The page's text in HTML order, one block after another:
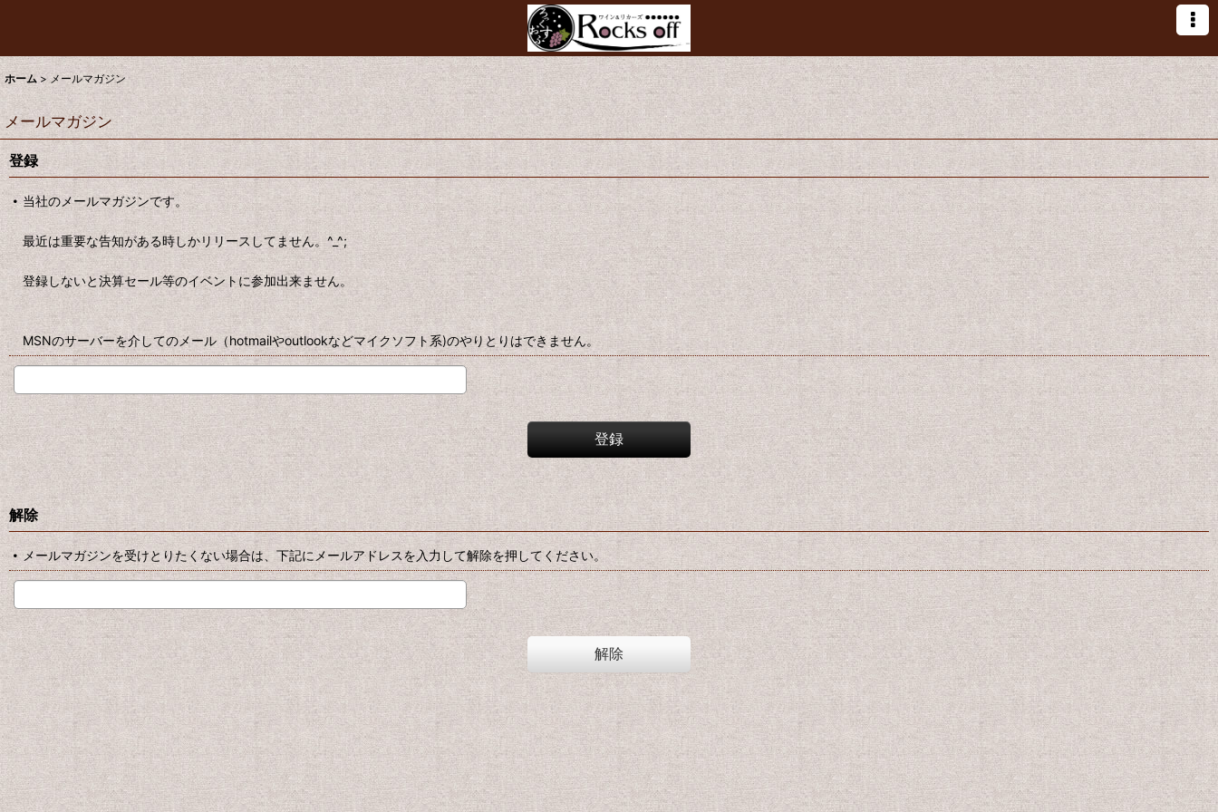
ホーム > メールマガジン
メールマガジン
登録
当社のメールマガジンです。
最近は重要な告知がある時しかリリースしてません。^_^;
登録しないと決算セール等のイベントに参加出来ません。
MSNのサーバーを介してのメール（hotmailやoutlookなどマイクソフト系)のやりとりはできません。
登録
解除
メールマガジンを受けとりたくない場合は、下記にメールアドレスを入力して解除を押してください。
解除